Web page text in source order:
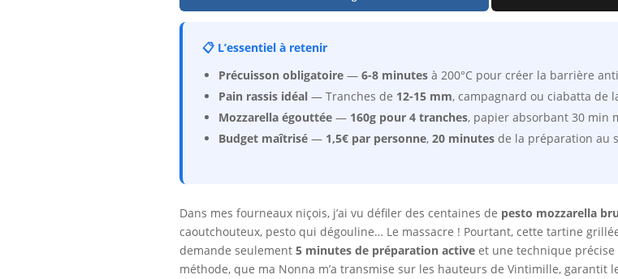
📋 L’essentiel à retenir
Précuisson obligatoire — 6-8 minutes à 200°C pour créer la barrière
Pain rassis idéal — Tranches de 12-15 mm, campagnard ou ciabatta de
Mozzarella égouttée — 160g pour 4 tranches, papier absorbant 30 min
Budget maîtrisé — 1,5€ par personne, 20 minutes de la préparation au
Dans mes fourneaux niçois, j’ai vu défiler des centaines de pesto mozzarella
caoutchouteux, pesto qui dégouline… Le massacre ! Pourtant, cette tartine
demande seulement 5 minutes de préparation active et une technique
méthode, que ma Nonna m’a transmise sur les hauteurs de Vintimille, garantit